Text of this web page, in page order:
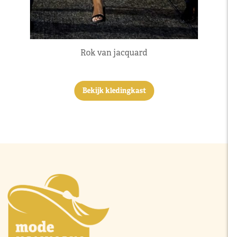
Rok van jacquard
Bekijk kledingkast